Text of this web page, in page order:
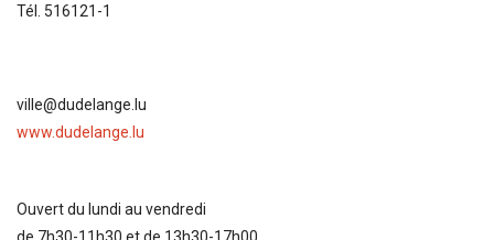
Tél. 516121-1
ville@dudelange.lu
www.dudelange.lu
Ouvert du lundi au vendredi
de 7h30-11h30 et de 13h30-17h00